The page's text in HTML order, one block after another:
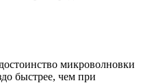
микроволновки
быстрее, чем при